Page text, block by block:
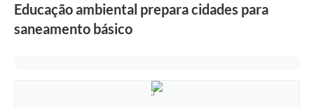
Educação ambiental prepara cidades para
saneamento básico